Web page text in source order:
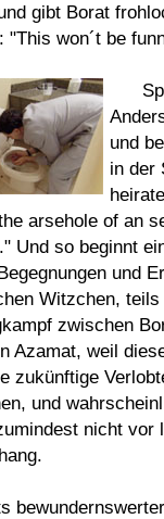
gibt Borat
"This won´t be
und
in der
arsehole of an
Und so beginnt
und
Witzchen,
zwischen
Azamat, weil
zukünftige
und
nicht vor